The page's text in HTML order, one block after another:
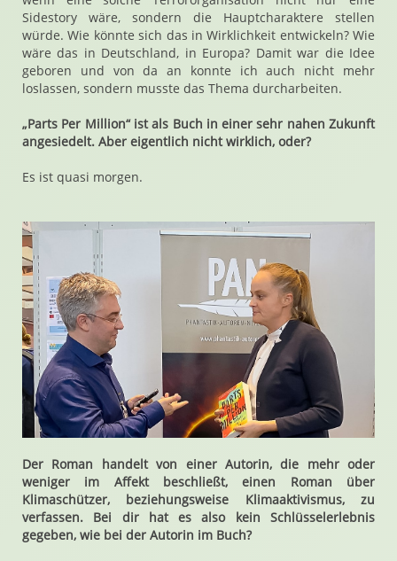
Sidestory wäre, sondern die Hauptcharaktere stellen
würde. Wie könnte sich das in Wirklichkeit entwickeln? Wie
wäre das in Deutschland, in Europa? Damit war die Idee
geboren und von da an konnte ich auch nicht mehr
loslassen, sondern musste das Thema durcharbeiten.
„Parts Per Million“ ist als Buch in einer sehr nahen Zukunft
angesiedelt. Aber eigentlich nicht wirklich, oder?
Es ist quasi morgen.
Der Roman handelt von einer Autorin, die mehr oder
weniger im Affekt beschließt, einen Roman über
Klimaschützer, beziehungsweise Klimaaktivismus, zu
verfassen. Bei dir hat es also kein Schlüsselerlebnis
gegeben, wie bei der Autorin im Buch?